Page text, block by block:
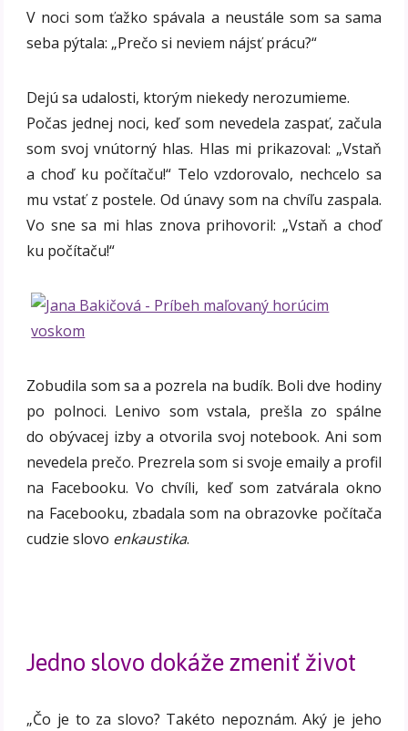
V noci som ťažko spávala a neustále som sa sama
seba pýtala: „Prečo si neviem nájsť prácu?“
Dejú sa udalosti, ktorým niekedy nerozumieme.
Počas jednej noci, keď som nevedela zaspať, začula
som svoj vnútorný hlas. Hlas mi prikazoval: „Vstaň
a choď ku počítaču!“ Telo vzdorovalo, nechcelo sa
mu vstať z postele. Od únavy som na chvíľu zaspala.
Vo sne sa mi hlas znova prihovoril: „Vstaň a choď
ku počítaču!“
Zobudila som sa a pozrela na budík. Boli dve hodiny
po polnoci. Lenivo som vstala, prešla zo spálne
do obývacej izby a otvorila svoj notebook. Ani som
nevedela prečo. Prezrela som si svoje emaily a profil
na Facebooku. Vo chvíli, keď som zatvárala okno
na Facebooku, zbadala som na obrazovke počítača
cudzie slovo enkaustika.
Jedno slovo dokáže zmeniť život
„Čo je to za slovo? Takéto nepoznám. Aký je jeho